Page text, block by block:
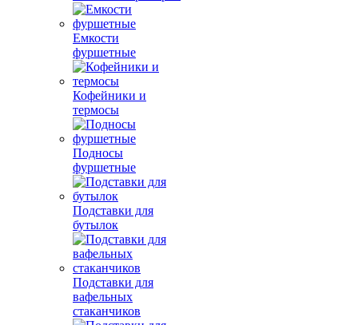
Емкости
фуршетные
Кофейники и
термосы
Подносы
фуршетные
Подставки для
бутылок
Подставки для
вафельных
стаканчиков